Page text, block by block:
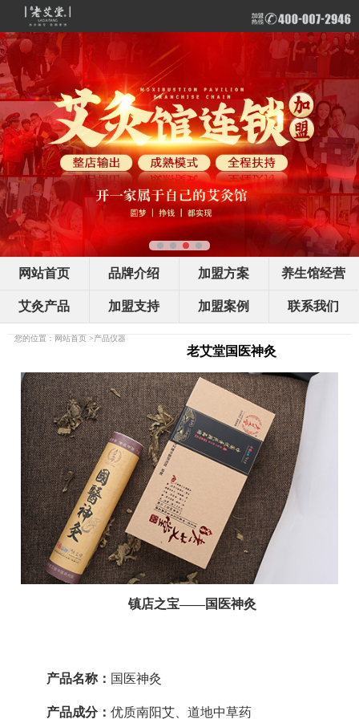
网站首页 品牌介绍 加盟方案 养生馆经营
艾灸产品 加盟支持 加盟案例 联系我们
您的位置： 网站首页>产品仪器
老艾堂国医神灸
镇店之宝——国医神灸
产品名称： 国医神灸
产品成分：优质南阳艾、道地中草药